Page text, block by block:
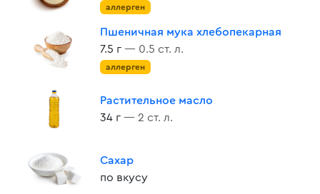
аллерген
Пшеничная мука хлебопекарная
7.5 г — 0.5 ст. л.
аллерген
Растительное масло
34 г — 2 ст. л.
Сахар
по вкусу